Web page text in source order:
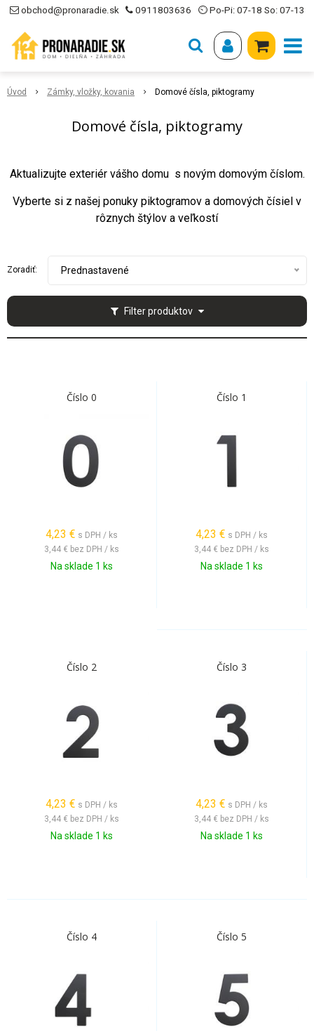
obchod@pronaradie.sk 0911803636 ⏲ Po-Pi: 07-18 So: 07-13
Úvod Zámky, vložky, kovania Domové čísla, piktogramy
Domové čísla, piktogramy
Aktualizujte exteriér vášho domu s novým domovým číslom.
Vyberte si z našej ponuky piktogramov a domových čísiel v
rôznych štýlov a veľkostí
Filter produktov
Zoradiť: Prednastavené
Číslo 0
4,23 € s DPH / ks
3,44 € bez DPH / ks
Na sklade 1 ks
Číslo 1
4,23 € s DPH / ks
3,44 € bez DPH / ks
Na sklade 1 ks
Číslo 2
4,23 € s DPH / ks
3,44 € bez DPH / ks
Na sklade 1 ks
Číslo 3
4,23 € s DPH / ks
3,44 € bez DPH / ks
Na sklade 1 ks
Číslo 4 Číslo 5